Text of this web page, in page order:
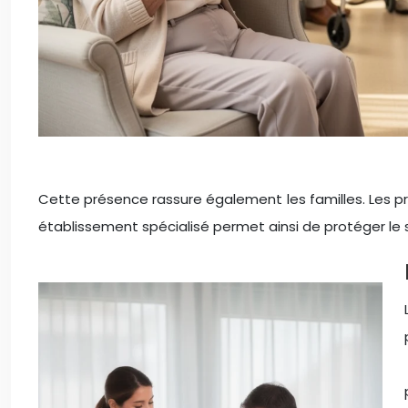
Cette présence rassure également les familles. Les
établissement spécialisé permet ainsi de protéger